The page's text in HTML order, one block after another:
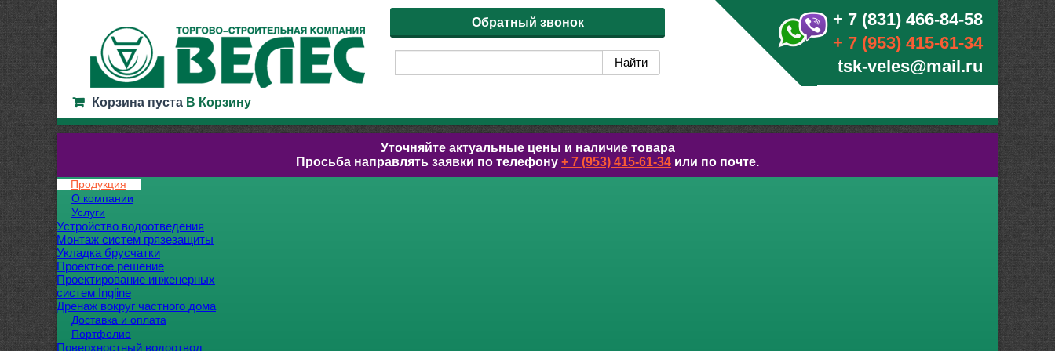
+ 7 (831) 466-84-58
+ 7 (953) 415-61-34
tsk-veles@mail.ru
Обратный звонок
Корзина пуста В Корзину
Уточняйте актуальные цены и наличие товара
Просьба направлять заявки по телефону + 7 (953) 415-61-34 или по почте.
Продукция
О компании
Услуги
Устройство водоотведения
Монтаж систем грязезащиты
Укладка брусчатки
Проектное решение
Проектирование инженерных
систем Ingline
Дренаж вокруг частного дома
Доставка и оплата
Портфолио
Поверхностный водоотвод